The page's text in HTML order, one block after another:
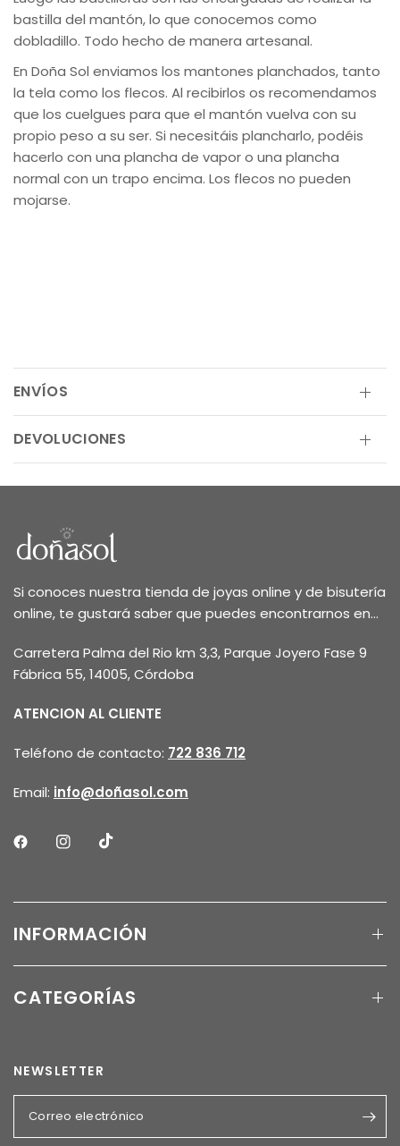
bastilla del mantón, lo que conocemos como
dobladillo. Todo hecho de manera artesanal.
En Doña Sol enviamos los mantones planchados, tanto
la tela como los flecos. Al recibirlos os recomendamos
que los cuelgues para que el mantón vuelva con su
propio peso a su ser. Si necesitáis plancharlo, podéis
hacerlo con una plancha de vapor o una plancha
normal con un trapo encima. Los flecos no pueden
mojarse.
ENVÍOS
DEVOLUCIONES
Si conoces nuestra tienda de joyas online y de bisutería
online, te gustará saber que puedes encontrarnos en...
Carretera Palma del Rio km 3,3, Parque Joyero Fase 9
Fábrica 55, 14005, Córdoba
ATENCION AL CLIENTE
Teléfono de contacto: 722 836 712
Email: info@doñasol.com
INFORMACIÓN
CATEGORÍAS
NEWSLETTER
Correo electrónico